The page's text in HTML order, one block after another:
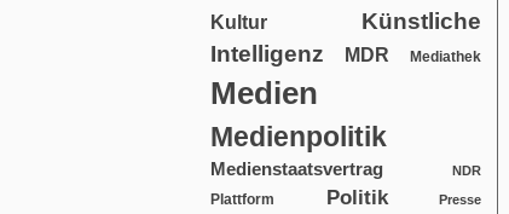
Kultur
Künstliche
Intelligenz
MDR Mediathek
Medien
Medienpolitik
Medienstaatsvertrag NDR
Plattform Politik Presse